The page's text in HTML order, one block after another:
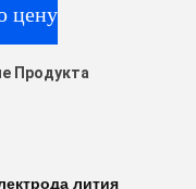
цену
Продукта
лития